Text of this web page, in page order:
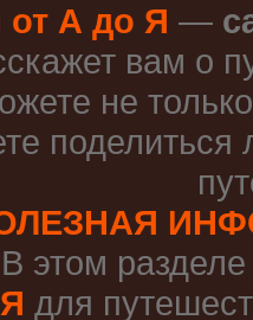
от А до Я —
вам о
не
этом
для